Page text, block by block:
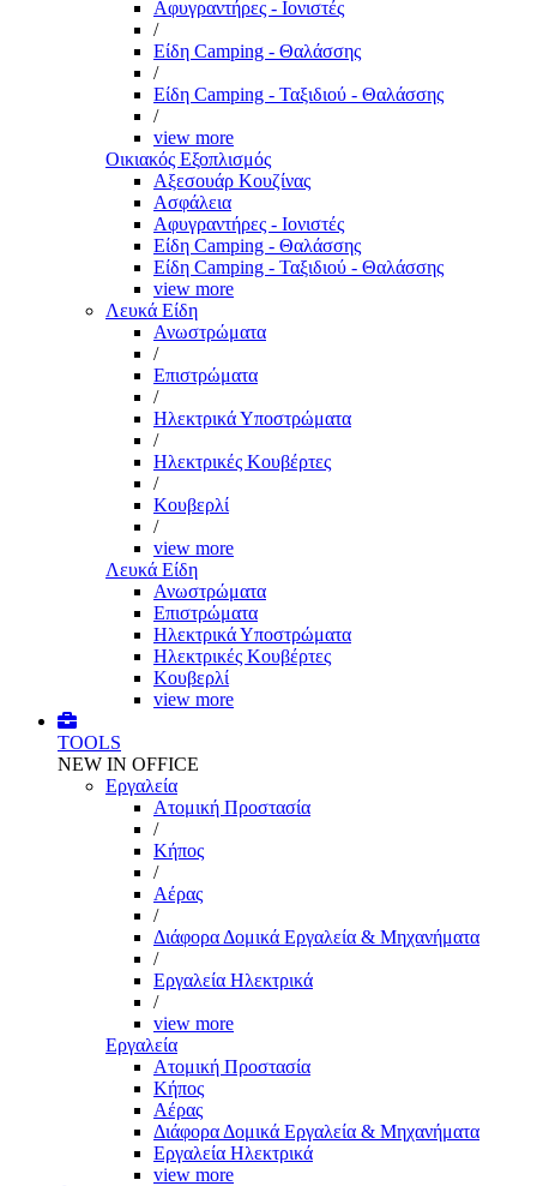
Αφυγραντήρες - Ιονιστές
/
Είδη Camping - Θαλάσσης
/
Είδη Camping - Ταξιδιού - Θαλάσσης
/
view more
Οικιακός Εξοπλισμός
Αξεσουάρ Κουζίνας
Ασφάλεια
Αφυγραντήρες - Ιονιστές
Είδη Camping - Θαλάσσης
Είδη Camping - Ταξιδιού - Θαλάσσης
view more
Λευκά Είδη
Ανωστρώματα
/
Επιστρώματα
/
Ηλεκτρικά Υποστρώματα
/
Ηλεκτρικές Κουβέρτες
/
Κουβερλί
/
view more
Λευκά Είδη
Ανωστρώματα
Επιστρώματα
Ηλεκτρικά Υποστρώματα
Ηλεκτρικές Κουβέρτες
Κουβερλί
view more
TOOLS
NEW IN OFFICE
Εργαλεία
Aτομική Προστασία
/
Kήπος
/
Αέρας
/
Διάφορα Δομικά Εργαλεία & Μηχανήματα
/
Εργαλεία Ηλεκτρικά
/
view more
Εργαλεία
Aτομική Προστασία
Kήπος
Αέρας
Διάφορα Δομικά Εργαλεία & Μηχανήματα
Εργαλεία Ηλεκτρικά
view more